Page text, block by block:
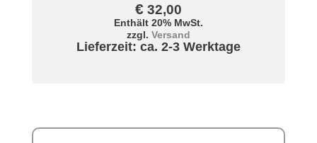
€32,00
Enthält 20% MwSt.
zzgl. Versand
Lieferzeit: ca. 2-3 Werktage